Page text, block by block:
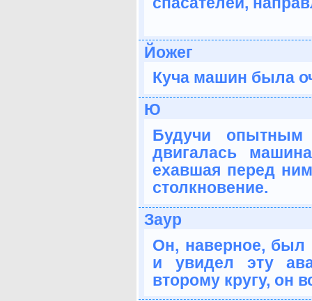
Йожег
Куча машин была
Ю
Будучи
двигалась
ехавшая перед
столкновение.
Заур
Он, наверное, был
и увидел эту
второму кругу, он